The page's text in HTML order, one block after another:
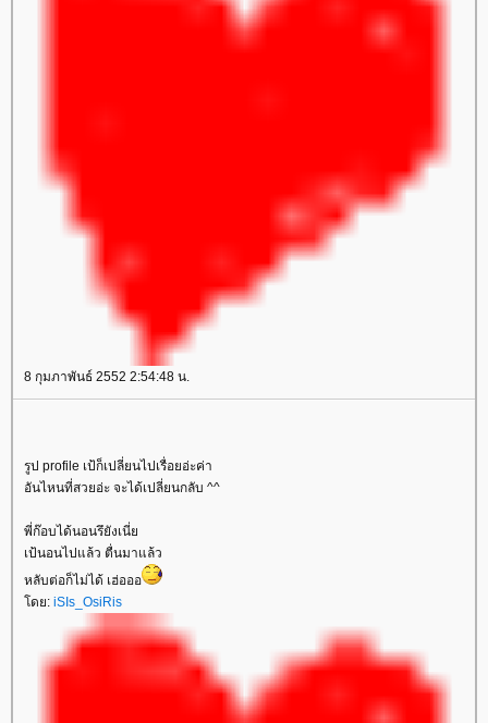
8 กุมภาพันธ์ 2552 2:54:48 น.
รูป profile เป้ก็เปลี่ยนไปเรื่อยอ่ะค่า
อันไหนที่สวยอ่ะ จะได้เปลี่ยนกลับ ^^
พี่ก๊อบได้นอนรึยังเนี่
เป้นอนไปแล้ว ตื่นมาแล้ว
หลับต่อก็ไม่ได้ เฮ่อออ
ดย: iSIs_OsiRis